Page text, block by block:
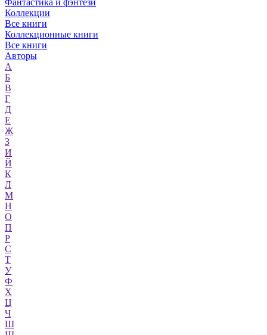
Фантастика и фэнтези
Коллекции
Все книги
Коллекционные книги
Все книги
Авторы
А
Б
В
Г
Д
Е
Ж
З
И
Й
К
Л
М
Н
О
П
Р
С
Т
У
Ф
Х
Ц
Ч
Ш